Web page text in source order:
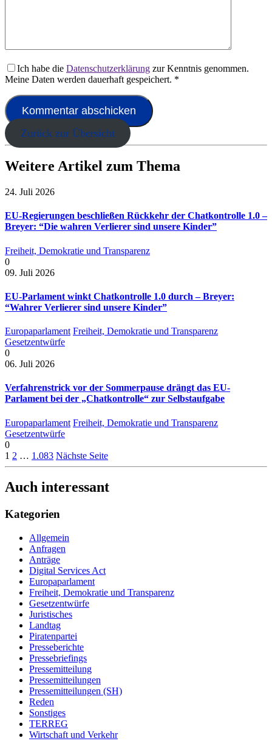
Ich habe die Datenschutzerklärung zur Kenntnis genommen.
Meine Daten werden dauerhaft gespeichert. *
Zurück zur Übersicht
Weitere Artikel zum Thema
24. Juli 2026
EU-Regierungen beschließen Rückkehr der Chatkontrolle 1.0 –
Breyer: “Die wahren Verlierer sind unsere Kinder”
Freiheit, Demokratie und Transparenz
0
09. Juli 2026
EU-Parlament winkt Chatkontrolle 1.0 durch – Breyer:
“Wahrer Verlierer sind unsere Kinder”
Europaparlament Freiheit, Demokratie und Transparenz
Gesetzentwürfe
0
06. Juli 2026
Verfahrenstrick vor der Sommerpause drängt das EU-
Parlament bei der „Chatkontrolle“ zur Selbstaufgabe
Europaparlament Freiheit, Demokratie und Transparenz
Gesetzentwürfe
0
1 2 … 1.083 Nächste Seite
Auch interessant
Kategorien
Allgemein
Anfragen
Anträge
Digital Services Act
Europaparlament
Freiheit, Demokratie und Transparenz
Gesetzentwürfe
Juristisches
Landtag
Piratenpartei
Presseberichte
Pressebriefings
Pressemitteilung
Pressemitteilungen
Pressemitteilungen (SH)
Reden
Sonstiges
TERREG
Wirtschaft und Verkehr